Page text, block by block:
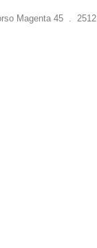
Magenta 45 .